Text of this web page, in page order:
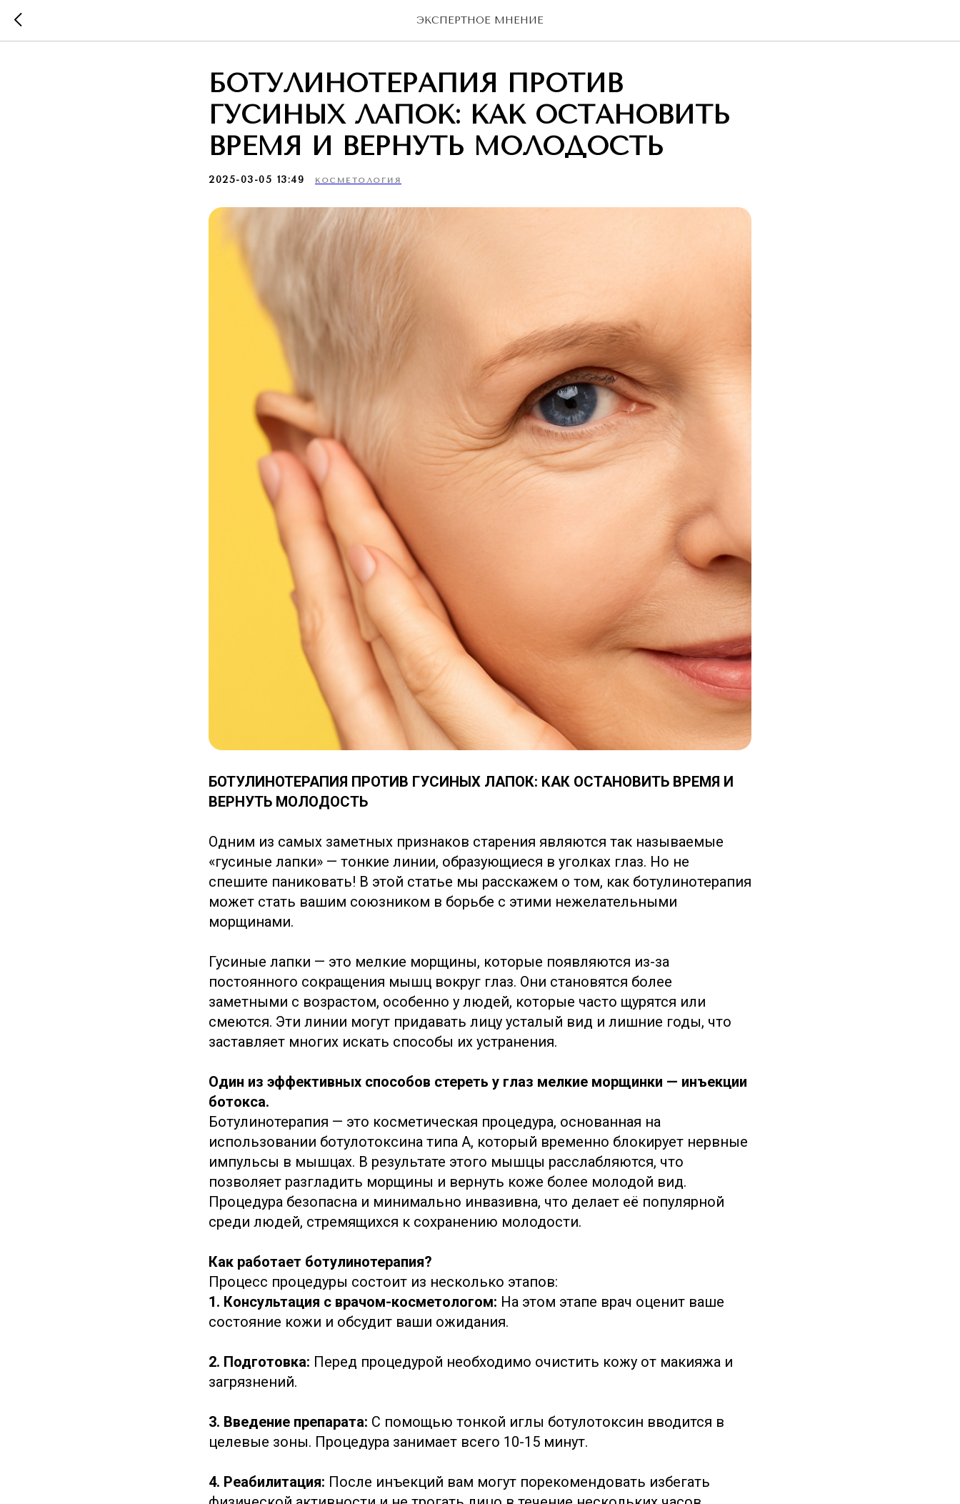
ЭКСПЕРТНОЕ МНЕНИЕ
БОТУЛИНОТЕРАПИЯ ПРОТИВ
ГУСИНЫХ ЛАПОК: КАК ОСТАНОВИТЬ
ВРЕМЯ И ВЕРНУТЬ МОЛОДОСТЬ
2025-03-05 13:49 КОСМЕТОЛОГИЯ
БОТУЛИНОТЕРАПИЯ ПРОТИВ ГУСИНЫХ ЛАПОК: КАК ОСТАНОВИТЬ ВРЕМЯ И
ВЕРНУТЬ МОЛОДОСТЬ
Одним из самых заметных признаков старения являются так называемые
«гусиные лапки» — тонкие линии, образующиеся в уголках глаз. Но не
спешите паниковать! В этой статье мы расскажем о том, как ботулинотерапия
может стать вашим союзником в борьбе с этими нежелательными
морщинами.
Гусиные лапки — это мелкие морщины, которые появляются из-за
постоянного сокращения мышц вокруг глаз. Они становятся более
заметными с возрастом, особенно у людей, которые часто щурятся или
смеются. Эти линии могут придавать лицу усталый вид и лишние годы, что
заставляет многих искать способы их устранения.
Один из эффективных способов стереть у глаз мелкие морщинки — инъекции
ботокса.
Ботулинотерапия — это косметическая процедура, основанная на
использовании ботулотоксина типа А, который временно блокирует нервные
импульсы в мышцах. В результате этого мышцы расслабляются, что
позволяет разгладить морщины и вернуть коже более молодой вид.
Процедура безопасна и минимально инвазивна, что делает её популярной
среди людей, стремящихся к сохранению молодости.
Как работает ботулинотерапия?
Процесс процедуры состоит из несколько этапов:
1. Консультация с врачом-косметологом: На этом этапе врач оценит ваше
состояние кожи и обсудит ваши ожидания.
2. Подготовка: Перед процедурой необходимо очистить кожу от макияжа и
загрязнений.
3. Введение препарата: С помощью тонкой иглы ботулотоксин вводится в
целевые зоны. Процедура занимает всего 10-15 минут.
4. Реабилитация: После инъекций вам могут порекомендовать избегать